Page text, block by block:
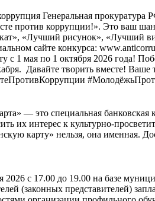
Генеральная
против коррупции!». Это ваш
«Лучший рисунок», «Лучший
сайте конкурса:
с 1 мая по 1 октября 2026 года!
Давайте творить вместе! Ваше
— это специальная банковская
их интерес к культурно-
карту» нельзя, она именная.
с 17.00 до 19.00 на базе
представителей)